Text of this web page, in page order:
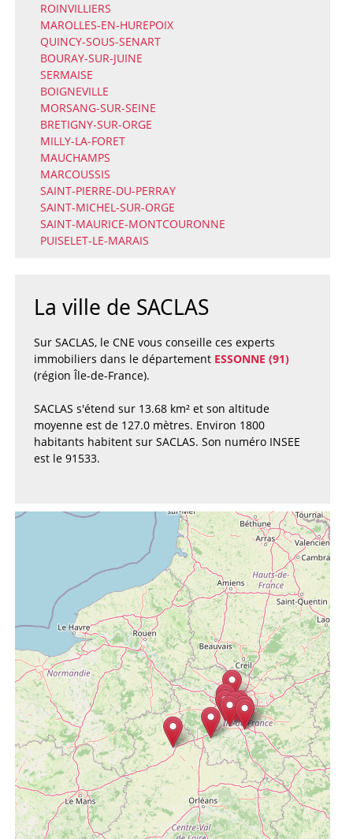
ROINVILLIERS
MAROLLES-EN-HUREPOIX
QUINCY-SOUS-SENART
BOURAY-SUR-JUINE
SERMAISE
BOIGNEVILLE
MORSANG-SUR-SEINE
BRETIGNY-SUR-ORGE
MILLY-LA-FORET
MAUCHAMPS
MARCOUSSIS
SAINT-PIERRE-DU-PERRAY
SAINT-MICHEL-SUR-ORGE
SAINT-MAURICE-MONTCOURONNE
PUISELET-LE-MARAIS
La ville de SACLAS
Sur SACLAS, le CNE vous conseille ces experts
immobiliers dans le département ESSONNE (91)
(région Île-de-France).
SACLAS s'étend sur 13.68 km² et son altitude
moyenne est de 127.0 mètres. Environ 1800
habitants habitent sur SACLAS. Son numéro INSEE
est le 91533.